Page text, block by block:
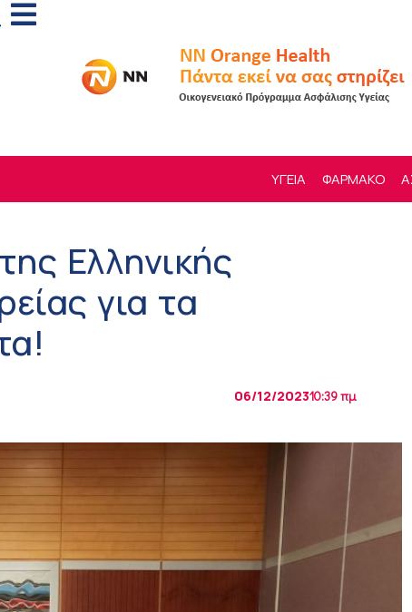
ΥΓΕΙΑ ΦΑΡΜΑΚΟ
Ελληνικής
για τα
06/12/202310:39 πμ